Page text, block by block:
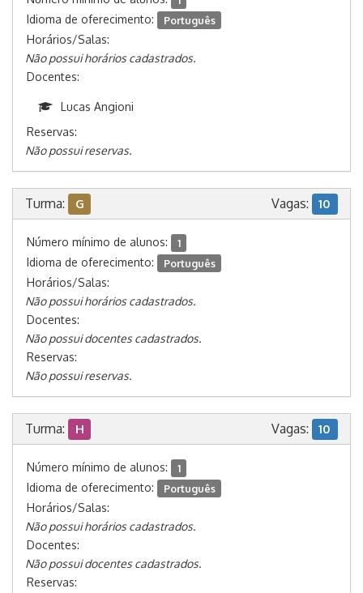
Idioma de oferecimento: Português
Horários/Salas:
Não possui horários cadastrados.
Docentes:
Lucas Angioni
Reservas:
Não possui reservas.
Turma: G Vagas: 10
Número mínimo de alunos: 1
Idioma de oferecimento: Português
Horários/Salas:
Não possui horários cadastrados.
Docentes:
Não possui docentes cadastrados.
Reservas:
Não possui reservas.
Turma: H Vagas: 10
Número mínimo de alunos: 1
Idioma de oferecimento: Português
Horários/Salas:
Não possui horários cadastrados.
Docentes:
Não possui docentes cadastrados.
Reservas: